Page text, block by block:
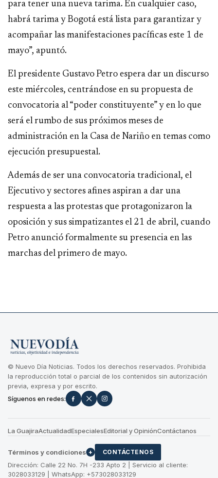
para tener una nueva tarima. En cualquier caso,
habrá tarima y Bogotá está lista para garantizar y
acompañar las manifestaciones pacíficas este 1 de
mayo”, apuntó.
El presidente Gustavo Petro espera dar un discurso
este miércoles, centrándose en su propuesta de
convocatoria al “poder constituyente” y en lo que
será el rumbo de sus próximos meses de
administración en la Casa de Nariño en temas como
ejecución presupuestal.
Además de ser una convocatoria tradicional, el
Ejecutivo y sectores afines aspiran a dar una
respuesta a las protestas que protagonizaron la
oposición y sus simpatizantes el 21 de abril, cuando
Petro anunció formalmente su presencia en las
marchas del primero de mayo.
© Nuevo Día Noticias. Todos los derechos reservados. Prohibida
la reproducción total o parcial de los contenidos sin autorización
previa, expresa y por escrito.
Síguenos en redes:
La GuajiraActualidadEspecialesEditorial y OpiniónContáctanos
Términos y condiciones + CONTÁCTENOS
Dirección: Calle 22 No. 7H -233 Apto 2 | Servicio al cliente:
3028033129 | WhatsApp: +573028033129